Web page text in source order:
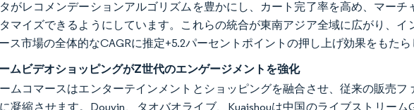
がレコメンデーションアルゴリズムを豊かにし、カート完了率を高め、マー
マイズできるようにしています。これらの統合が東南アジア全域に広がり、イ
ス市場の全体的なCAGRに推定+5.2パーセントポイントの押し上げ効果をもたら
ムビデオショッピングがZ世代のエンゲージメントを強化
ムコマースはエンターテインメントとショッピングを融合させ、従来の販売
凝縮させます。Douyin、タオバオライブ、Kuaishouは中国のライブストリーム